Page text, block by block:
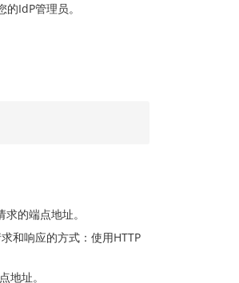
IdP管理员。
的端点地址。
和响应的方式：使用HTTP
地址。